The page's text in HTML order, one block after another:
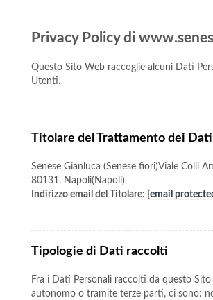
Privacy Policy di
Questo Sito Web raccoglie alcuni Dati
Utenti.
Titolare del Trattamento dei Dati
Senese Gianluca (Senese fiori)Viale Colli
80131, Napoli(Napoli)
Indirizzo email del Titolare: [email
Tipologie di Dati raccolti
Fra i Dati Personali raccolti da questo
autonomo o tramite terze parti, ci sono: